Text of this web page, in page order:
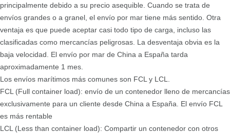
principalmente debido a su precio asequible. Cuando se trata de
envíos grandes o a granel, el envío por mar tiene más sentido. Otra
ventaja es que puede aceptar casi todo tipo de carga, incluso las
clasificadas como mercancías peligrosas. La desventaja obvia es la
baja velocidad. El envío por mar de China a España tarda
aproximadamente 1 mes.
Los envíos marítimos más comunes son FCL y LCL.
FCL (Full container load): envío de un contenedor lleno de mercancías
exclusivamente para un cliente desde China a España. El envío FCL
es más rentable
LCL (Less than container load): Compartir un contenedor con otros